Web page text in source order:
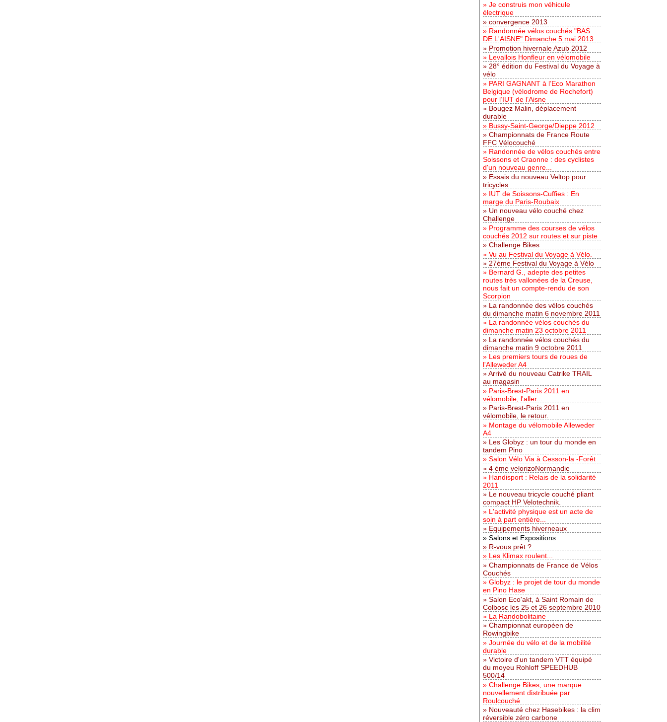
Je construis mon véhicule
électrique
convergence 2013
Randonnée vélos couchés "BAS
DE L'AISNE" Dimanche 5 mai 2013
Promotion hivernale Azub 2012
Levallois Honfleur en vélomobile
28° édition du Festival du Voyage à
vélo
PARI GAGNANT à l’Eco Marathon
Belgique (vélodrome de Rochefort)
pour l’IUT de l’Aisne
Bougez Malin, déplacement
durable
Bussy-Saint-George/Dieppe 2012
Championnats de France Route
FFC Vélocouché
Randonnée de vélos couchés entre
Soissons et Craonne : des cyclistes
d'un nouveau genre...
Essais du nouveau Veltop pour
tricycles
IUT de Soissons-Cuffies : En
marge du Paris-Roubaix
Un nouveau vélo couché chez
Challenge
Programme des courses de vélos
couchés 2012 sur routes et sur piste
Challenge Bikes
Vu au Festival du Voyage à Vélo.
27ème Festival du Voyage à Vélo
Bernard G., adepte des petites
routes très vallonées de la Creuse,
nous fait un compte-rendu de son
Scorpion
La randonnée des vélos couchés
du dimanche matin 6 novembre 2011
La randonnée vélos couchés du
dimanche matin 23 octobre 2011
La randonnée vélos couchés du
dimanche matin 9 octobre 2011
Les premiers tours de roues de
l'Alleweder A4
Arrivé du nouveau Catrike TRAIL
au magasin
Paris-Brest-Paris 2011 en
vélomobile, l'aller...
Paris-Brest-Paris 2011 en
vélomobile, le retour.
Montage du vélomobile Alleweder
A4
Les Globyz : un tour du monde en
tandem Pino
Salon Vélo Via à Cesson-la -Forêt
4 ème velorizoNormandie
Handisport : Relais de la solidarité
2011
Le nouveau tricycle couché pliant
compact HP Velotechnik.
L'activité physique est un acte de
soin à part entière...
Equipements hiverneaux
Salons et Expositions
R-vous prêt ?
Les Klimax roulent...
Championnats de France de Vélos
Couchés
Globyz : le projet de tour du monde
en Pino Hase
Salon Eco'akt, à Saint Romain de
Colbosc les 25 et 26 septembre 2010
La Randobolitaine
Championnat européen de
Rowingbike
Journée du vélo et de la mobilité
durable
Victoire d'un tandem VTT équipé
du moyeu Rohloff SPEEDHUB
500/14
Challenge Bikes, une marque
nouvellement distribuée par
Roulcouché
Nouveauté chez Hasebikes : la clim
réversible zéro carbone